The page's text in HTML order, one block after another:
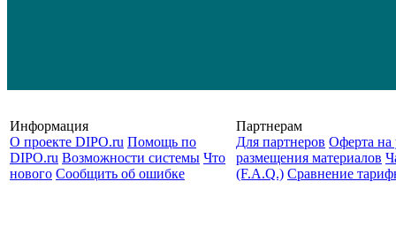
Информация
О проекте DIPO.ru Помощь по
DIPO.ru Возможности системы Что
нового Сообщить об ошибке
Партнерам
Для партнеров Оферта на
размещения материалов
(F.A.Q.) Cравнение